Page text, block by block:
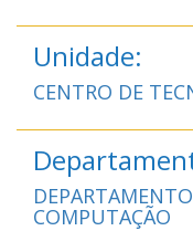
Unidade:
CENTRO DE
COMPUTAÇÃO